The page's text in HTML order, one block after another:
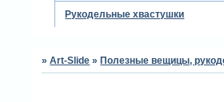
Рукодельные хвастушки
»Art-Slide » Полезные вещицы,